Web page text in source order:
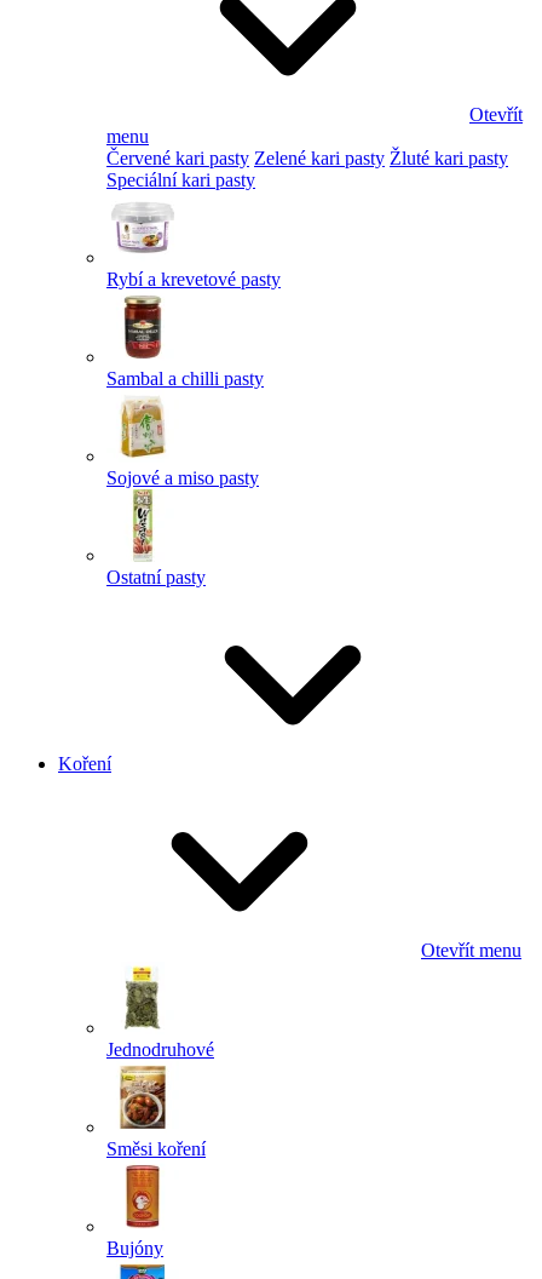
Otevřít
menu
Červené kari pasty Zelené kari pasty Žluté kari pasty
Speciální kari pasty
Rybí a krevetové pasty
Sambal a chilli pasty
Sojové a miso pasty
Ostatní pasty
Koření
Otevřít menu
Jednodruhové
Směsi koření
Bujóny